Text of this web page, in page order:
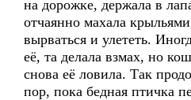
на дорожке, держала в
отчаянно махала
вырваться и улететь.
её, та делала взмах, но
снова её ловила. Так
пор, пока бедная птичка